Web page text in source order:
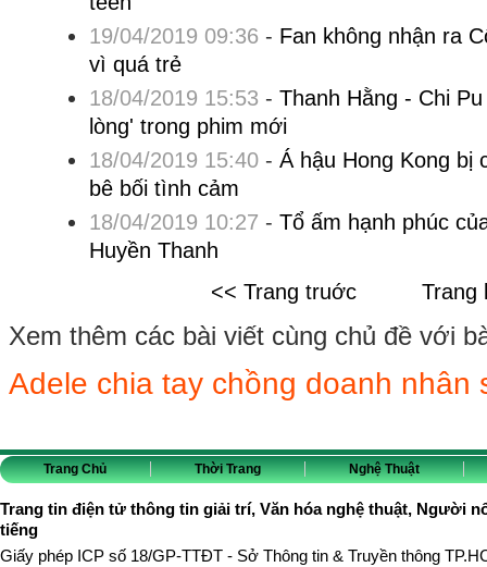
19/04/2019 09:36 - Fan không nhận ra
vì quá trẻ
18/04/2019 15:53 - Thanh Hằng - Chi
lòng' trong phim mới
18/04/2019 15:40- Á hậu Hong Kong bị
bê bối tình cảm
18/04/2019 10:27 - Tổ ấm hạnh phúc
Huyền Thanh
<< Trang truớc
Trang
Xem thêm các bài viết cùng chủ đề với
Adele chia tay chồng doanh nhân
Trang Chủ Thời Trang Nghệ Thuật
Trang tin điện tử thông tin giải trí, Văn hóa nghệ thuật, Người
tiếng
Giấy phép ICP số 18/GP-TTĐT - Sở Thông tin & Truyền thông